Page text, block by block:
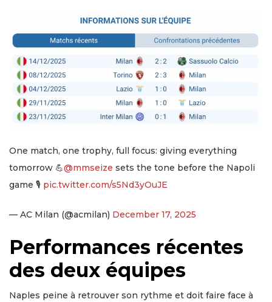
One match, one trophy, full focus: giving everything
tomorrow 💪@mmseize sets the tone before the Napoli
game 🎙️ pic.twitter.com/s5Nd3yOuJE
— AC Milan (@acmilan) December 17, 2025
Performances récentes
des deux équipes
Naples peine à retrouver son rythme et doit faire face à